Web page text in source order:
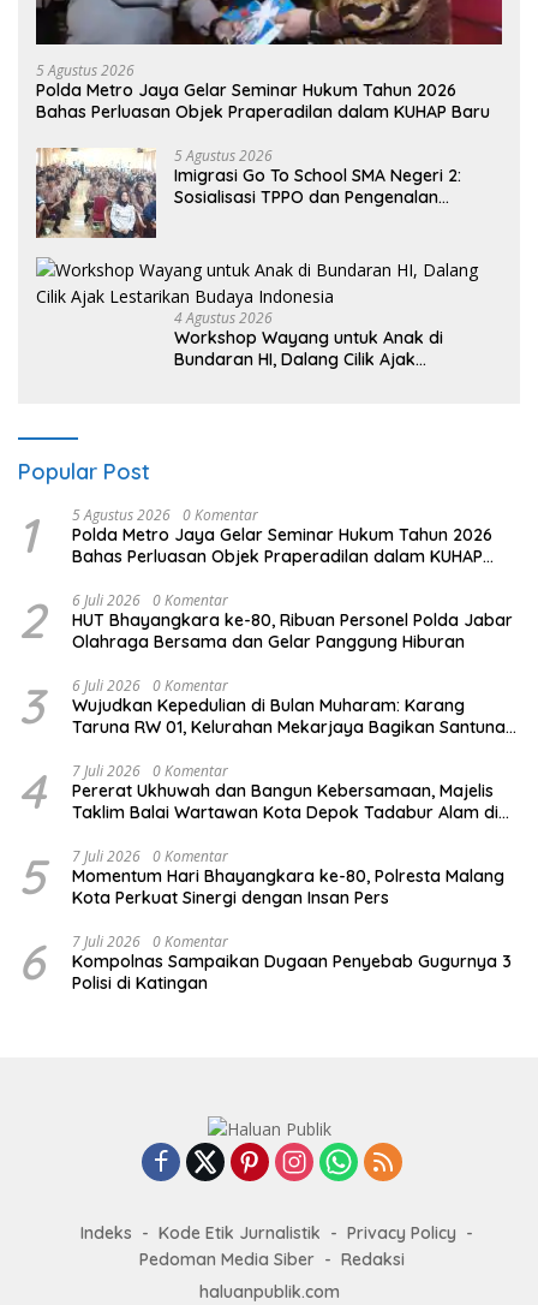
5 Agustus 2026
Polda Metro Jaya Gelar Seminar Hukum Tahun 2026
Bahas Perluasan Objek Praperadilan dalam KUHAP Baru
5 Agustus 2026
Imigrasi Go To School SMA Negeri 2:
Sosialisasi TPPO dan Pengenalan
4 Agustus 2026
Workshop Wayang untuk Anak di
Bundaran HI, Dalang Cilik Ajak
Popular Post
1 5 Agustus 2026 0 Komentar
Polda Metro Jaya Gelar Seminar Hukum Tahun 2026
Bahas Perluasan Objek Praperadilan dalam KUHAP
2 6 Juli 2026 0 Komentar
HUT Bhayangkara ke-80, Ribuan Personel Polda Jabar
Olahraga Bersama dan Gelar Panggung Hiburan
3 6 Juli 2026 0 Komentar
Wujudkan Kepedulian di Bulan Muharam: Karang
Taruna RW 01, Kelurahan Mekarjaya Bagikan Santunan
4 7 Juli 2026 0 Komentar
Pererat Ukhuwah dan Bangun Kebersamaan, Majelis
Taklim Balai Wartawan Kota Depok Tadabur Alam di
5 7 Juli 2026 0 Komentar
Momentum Hari Bhayangkara ke-80, Polresta Malang
Kota Perkuat Sinergi dengan Insan Pers
6 7 Juli 2026 0 Komentar
Kompolnas Sampaikan Dugaan Penyebab Gugurnya 3
Polisi di Katingan
Indeks Kode Etik Jurnalistik
Privacy Policy
Pedoman Media Siber
Redaksi
haluanpublik.com